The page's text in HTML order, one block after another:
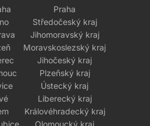
Praha
Středočeský kraj
Jihomoravský kraj
Moravskoslezský kraj
Jihočeský kraj
Plzeňský kraj
Ústecký kraj
Liberecký kraj
Královéhradecký kraj
Olomoucký kraj